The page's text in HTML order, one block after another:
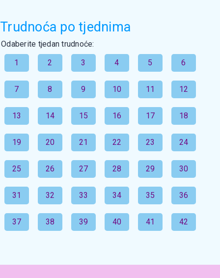
Trudnoća po tjednima
Odaberite tjedan trudnoće:
1
2 3 4 5 6
7 8 9 10 11 12
13 14 15 16 17 18
19 20 21 22 23 24
25 26 27 28 29 30
31 32 33 34 35 36
37 38 39 40 41 42